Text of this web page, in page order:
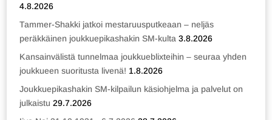
4.8.2026
Tammer-Shakki jatkoi mestaruusputkeaan – neljäs
peräkkäinen joukkuepikashakin SM-kulta 3.8.2026
Kansainvälistä tunnelmaa joukkueblixteihin – seuraa yhden
joukkueen suoritusta livenä! 1.8.2026
Joukkuepikashakin SM-kilpailun käsiohjelma ja palvelut on
julkaistu 29.7.2026